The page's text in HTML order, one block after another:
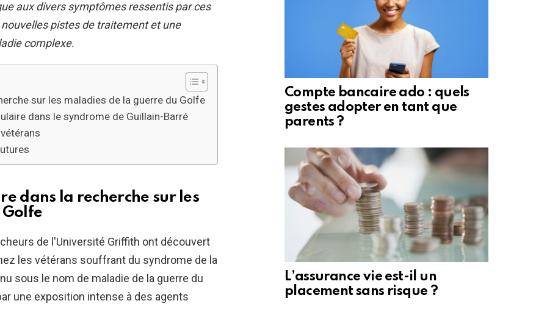
aux divers symptômes ressentis par ces
pistes de traitement et une
complexe.
sur les maladies de la guerre du Golfe
dans le syndrome de Guillain-Barré
dans la recherche sur les
de l'Université Griffith ont découvert
les vétérans souffrant du syndrome de la
sous le nom de maladie de la guerre du
une exposition intense à des agents
Compte bancaire ado : quels
gestes adopter en tant que
parents ?
L’assurance vie est-il un
placement sans risque ?